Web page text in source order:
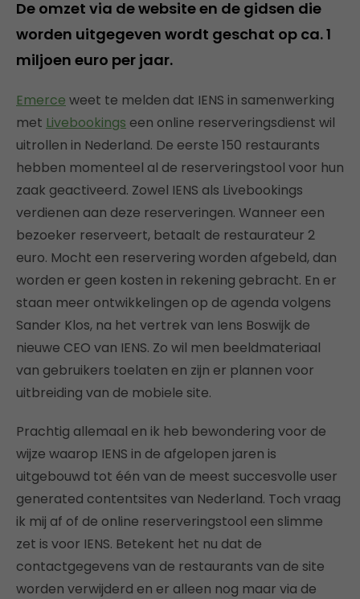
De omzet via de website en de gidsen die
worden uitgegeven wordt geschat op ca. 1
miljoen euro per jaar.
Emerce weet te melden dat IENS in samenwerking
met Livebookings een online reserveringsdienst wil
uitrollen in Nederland. De eerste 150 restaurants
hebben momenteel al de reserveringstool voor hun
zaak geactiveerd. Zowel IENS als Livebookings
verdienen aan deze reserveringen. Wanneer een
bezoeker reserveert, betaalt de restaurateur 2
euro. Mocht een reservering worden afgebeld, dan
worden er geen kosten in rekening gebracht. En er
staan meer ontwikkelingen op de agenda volgens
Sander Klos, na het vertrek van Iens Boswijk de
nieuwe CEO van IENS. Zo wil men beeldmateriaal
van gebruikers toelaten en zijn er plannen voor
uitbreiding van de mobiele site.
Prachtig allemaal en ik heb bewondering voor de
wijze waarop IENS in de afgelopen jaren is
uitgebouwd tot één van de meest succesvolle user
generated contentsites van Nederland. Toch vraag
ik mij af of de online reserveringstool een slimme
zet is voor IENS. Betekent het nu dat de
contactgegevens van de restaurants van de site
worden verwijderd en er alleen nog maar via de